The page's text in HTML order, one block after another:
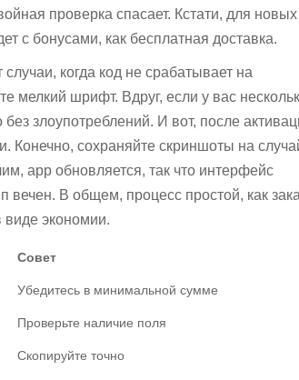
проверка спасает. Кстати, для новых
с бонусами, как бесплатная доставка.
когда код не срабатывает на
мелкий шрифт. Вдруг, если у вас
злоупотреблений. И вот, после
Конечно, сохраняйте скриншоты на
app обновляется, так что интерфейс
вечен. В общем, процесс простой, как
виде экономии.
Совет
Убедитесь в минимальной сумме
Проверьте наличие поля
Скопируйте точно